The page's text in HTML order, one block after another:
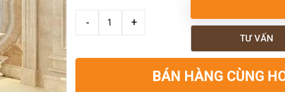
TƯ VẤN
BÁN HÀNG CÙNG